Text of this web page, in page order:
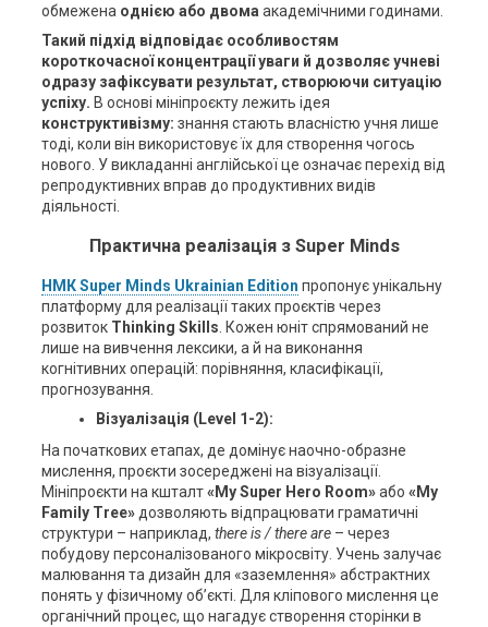
обмежена однією або двома академічними годинами.
Такий підхід відповідає особливостям
короткочасної концентрації уваги й дозволяє учневі
одразу зафіксувати результат, створюючи ситуацію
успіху. В основі мініпроєкту лежить ідея
конструктивізму: знання стають власністю учня лише
тоді, коли він використовує їх для створення чогось
нового. У викладанні англійської це означає перехід від
репродуктивних вправ до продуктивних видів
діяльності.
Практична реалізація з Super Minds
НМК Super Minds Ukrainian Edition пропонує унікальну
платформу для реалізації таких проєктів через
розвиток Thinking Skills. Кожен юніт спрямований не
лише на вивчення лексики, а й на виконання
когнітивних операцій: порівняння, класифікації,
прогнозування.
Візуалізація (Level 1-2):
На початкових етапах, де домінує наочно-образне
мислення, проєкти зосереджені на візуалізації.
Мініпроєкти на кшталт«My Super Hero Room»або «My
Family Tree»дозволяють відпрацювати граматичні
структури – наприклад, there is / there are– через
побудову персоналізованого мікросвіту. Учень залучає
малювання та дизайн для «заземлення» абстрактних
понять у фізичному об’єкті. Для кліпового мислення це
органічний процес, що нагадує створення сторінки в